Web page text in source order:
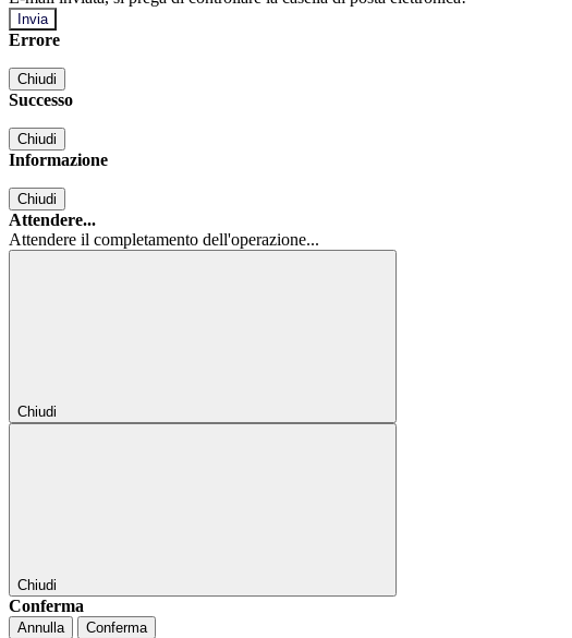
Errore
Chiudi
Successo
Chiudi
Informazione
Chiudi
Attendere...
Attendere il completamento dell'operazione...
Chiudi
Chiudi
Conferma
Annulla Conferma